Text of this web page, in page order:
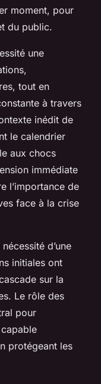
moment, pour
du public.
une
tout en
à travers
inédit de
le calendrier
aux chocs
immédiate
l’importance de
face à la crise
d’une
initiales ont
sur la
Le rôle des
pour
protégeant les